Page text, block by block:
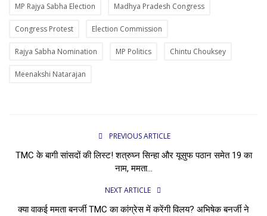
MP Rajya Sabha Election Madhya Pradesh Congress
Congress Protest Election Commission
Rajya Sabha Nomination MP Politics Chintu Chouksey
Meenakshi Natarajan
PREVIOUS ARTICLE
TMC के बागी सांसदों की लिस्ट! शत्रुघ्न सिन्हा और यूसुफ पठान समेत 19 का
नाम, ममता...
NEXT ARTICLE
क्या वाकई ममता बनर्जी TMC का कांग्रेस में करेंगी विलय? अभिषेक बनर्जी ने